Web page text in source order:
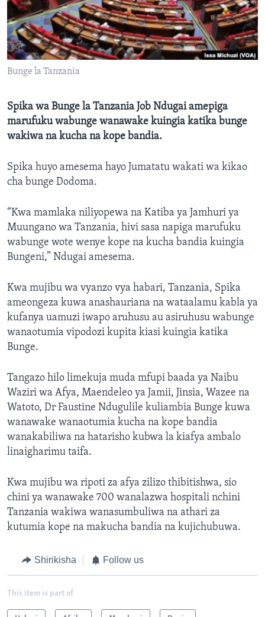
Bunge la Tanzania
Spika wa Bunge la Tanzania Job Ndugai amepiga
marufuku wabunge wanawake kuingia katika bunge
wakiwa na kucha na kope bandia.
Spika huyo amesema hayo Jumatatu wakati wa kikao
cha bunge Dodoma.
“Kwa mamlaka niliyopewa na Katiba ya Jamhuri ya
Muungano wa Tanzania, hivi sasa napiga marufuku
wabunge wote wenye kope na kucha bandia kuingia
Bungeni,” Ndugai amesema.
Kwa mujibu wa vyanzo vya habari, Tanzania, Spika
ameongeza kuwa anashauriana na wataalamu kabla ya
kufanya uamuzi iwapo aruhusu au asiruhusu wabunge
wanaotumia vipodozi kupita kiasi kuingia katika
Bunge.
Tangazo hilo limekuja muda mfupi baada ya Naibu
Waziri wa Afya, Maendeleo ya Jamii, Jinsia, Wazee na
Watoto, Dr Faustine Ndugulile kuliambia Bunge kuwa
wanawake wanaotumia kucha na kope bandia
wanakabiliwa na hatarisho kubwa la kiafya ambalo
linaigharimu taifa.
Kwa mujibu wa ripoti za afya zilizo thibitishwa, sio
chini ya wanawake 700 wanalazwa hospitali nchini
Tanzania wakiwa wanasumbuliwa na athari za
kutumia kope na makucha bandia na kujichubuwa.
Shirikisha Follow us
This item is part of